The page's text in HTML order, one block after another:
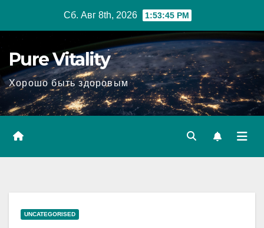
Сб. Авг 8th, 2026 1:53:46 PM
Pure Vitality
Хорошо быть здоровым
UNCATEGORISED